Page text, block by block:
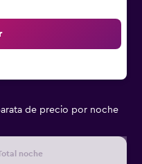
de precio por noche
noche